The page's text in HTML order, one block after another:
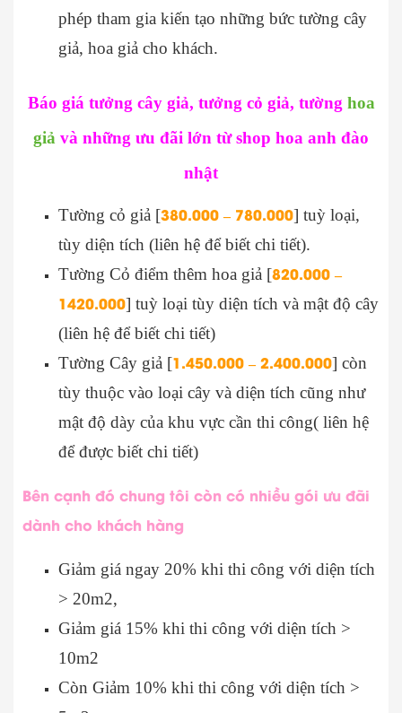
phép tham gia kiến tạo những bức tường cây
giả, hoa giả cho khách.
Báo giá tưởng cây giả, tưởng cỏ giả, tường hoa
giả và những ưu đãi lớn từ shop hoa anh đào
nhật
Tường cỏ giả [380.000 – 780.000] tuỳ loại,
tùy diện tích (liên hệ để biết chi tiết).
Tường Cỏ điểm thêm hoa giả [820.000 –
1420.000] tuỳ loại tùy diện tích và mật độ cây
(liên hệ để biết chi tiết)
Tường Cây giả [1.450.000 – 2.400.000] còn
tùy thuộc vào loại cây và diện tích cũng như
mật độ dày của khu vực cần thi công( liên hệ
để được biết chi tiết)
Bên cạnh đó chung tôi còn có nhiều gói ưu đãi
dành cho khách hàng
Giảm giá ngay 20% khi thi công với diện tích
> 20m2,
Giảm giá 15% khi thi công với diện tích >
10m2
Còn Giảm 10% khi thi công với diện tích >